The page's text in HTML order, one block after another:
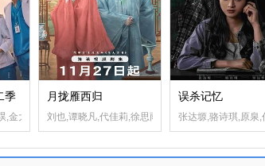
艾丽娅,马迎春,张奕聪,王悦伊,张本煜,汪铎,刘千慈
季
,金大明,田美都,河允庆
月拢雁西归
刘也,谭晓凡,代佳莉,徐思雨,刘国豪,鹿鸣,宁显周,李
误杀记忆
张达塬,骆诗琪,原泉